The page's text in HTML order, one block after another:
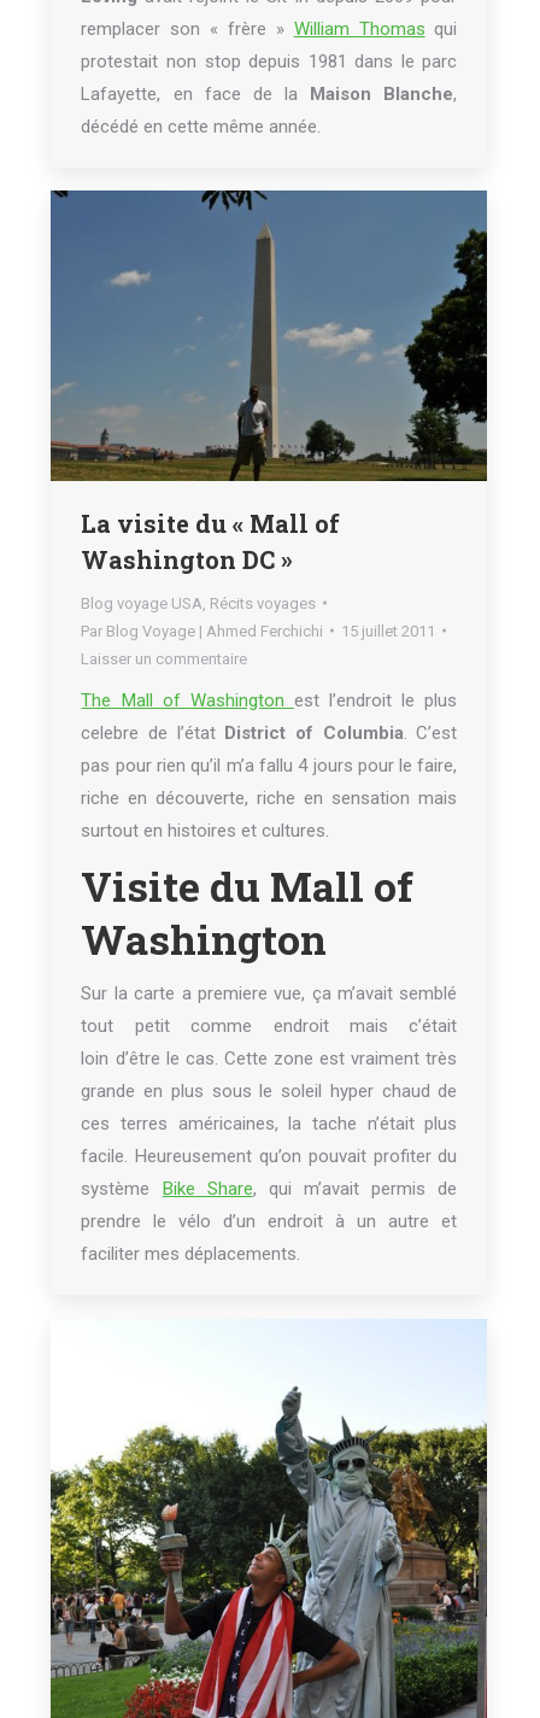
remplacer son « frère » William Thomas qui
protestait non stop depuis 1981 dans le parc
Lafayette, en face de la Maison Blanche,
décédé en cette même année.
La visite du « Mall of
Washington DC »
Blog voyage USA Récits voyages
Par Blog Voyage | Ahmed Ferchichi
15 juillet 2011
Laisser un commentaire
The Mall of Washington est l’endroit le plus
celebre de l’état District of Columbia . C’est
pas pour rien qu’il m’a fallu 4 jours pour le faire,
riche en découverte, riche en sensation mais
surtout en histoires et cultures.
Visite du Mall of
Washington
Sur la carte a premiere vue, ça m’avait semblé
tout petit comme endroit mais c’était
loin d’être le cas. Cette zone est vraiment très
grande en plus sous le soleil hyper chaud de
ces terres américaines, la tache n’était plus
facile. Heureusement qu’on pouvait profiter du
système Bike Share, qui m’avait permis de
prendre le vélo d’un endroit à un autre et
faciliter mes déplacements.